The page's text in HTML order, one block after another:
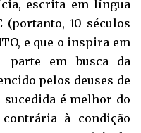
escrita em língua
(portanto, 10 séculos
e que o inspira em
parte em busca da
pelos deuses de
é melhor do
à condição